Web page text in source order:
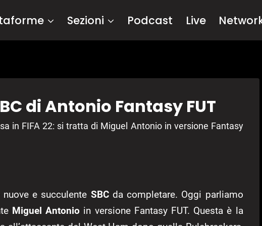
Sezioni Podcast Live
di Antonio Fantasy FUT
in FIFA 22: si tratta di Miguel Antonio in versione Fantasy
e succulente SBCda completare. Oggi parliamo
Miguel Antonio in versione Fantasy FUT. Questa è la